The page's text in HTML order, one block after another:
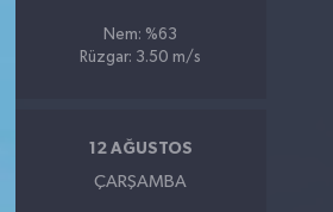
Nem: %63
Rüzgar: 3.50 m/s
12 AĞUSTOS
ÇARŞAMBA